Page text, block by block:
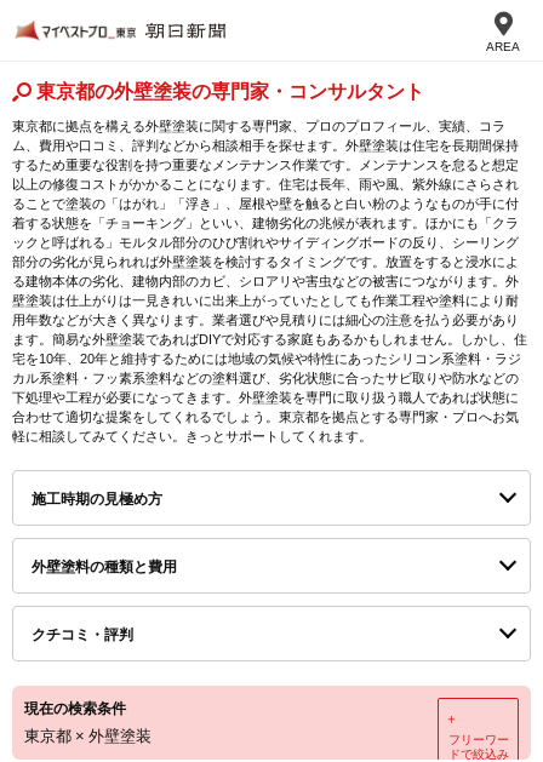
AREA
東京都の外壁塗装の専門家・コンサルタント
東京都に拠点を構える外壁塗装に関する専門家、プロのプロフィール、実績、コラ
ム、費用や口コミ、評判などから相談相手を探せます。外壁塗装は住宅を長期間保持
するため重要な役割を持つ重要なメンテナンス作業です。メンテナンスを怠ると想定
以上の修復コストがかかることになります。住宅は長年、雨や風、紫外線にさらされ
ることで塗装の「はがれ」「浮き」、屋根や壁を触ると白い粉のようなものが手に付
着する状態を「チョーキング」といい、建物劣化の兆候が表れます。ほかにも「クラ
ックと呼ばれる」モルタル部分のひび割れやサイディングボードの反り、シーリング
部分の劣化が見られれば外壁塗装を検討するタイミングです。放置をすると浸水によ
る建物本体の劣化、建物内部のカビ、シロアリや害虫などの被害につながります。外
壁塗装は仕上がりは一見きれいに出来上がっていたとしても作業工程や塗料により耐
用年数などが大きく異なります。業者選びや見積りには細心の注意を払う必要があり
ます。簡易な外壁塗装であればDIYで対応する家庭もあるかもしれません。しかし、住
宅を10年、20年と維持するためには地域の気候や特性にあったシリコン系塗料・ラジ
カル系塗料・フッ素系塗料などの塗料選び、劣化状態に合ったサビ取りや防水などの
下処理や工程が必要になってきます。外壁塗装を専門に取り扱う職人であれば状態に
合わせて適切な提案をしてくれるでしょう。東京都を拠点とする専門家・プロへお気
軽に相談してみてください。きっとサポートしてくれます。
施工時期の見極め方
外壁塗料の種類と費用
クチコミ・評判
現在の検索条件
東京都 × 外壁塗装
＋
フリーワー
ドで絞込み